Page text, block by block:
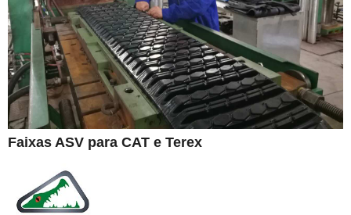
Faixas ASV para CAT e Terex